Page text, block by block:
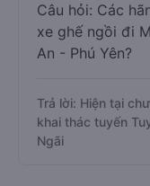
Câu hỏi: Các
xe ghế ngồi đi
An - Phú Yên?
Trả lời: Hiện tại
khai thác tuyến
Ngãi